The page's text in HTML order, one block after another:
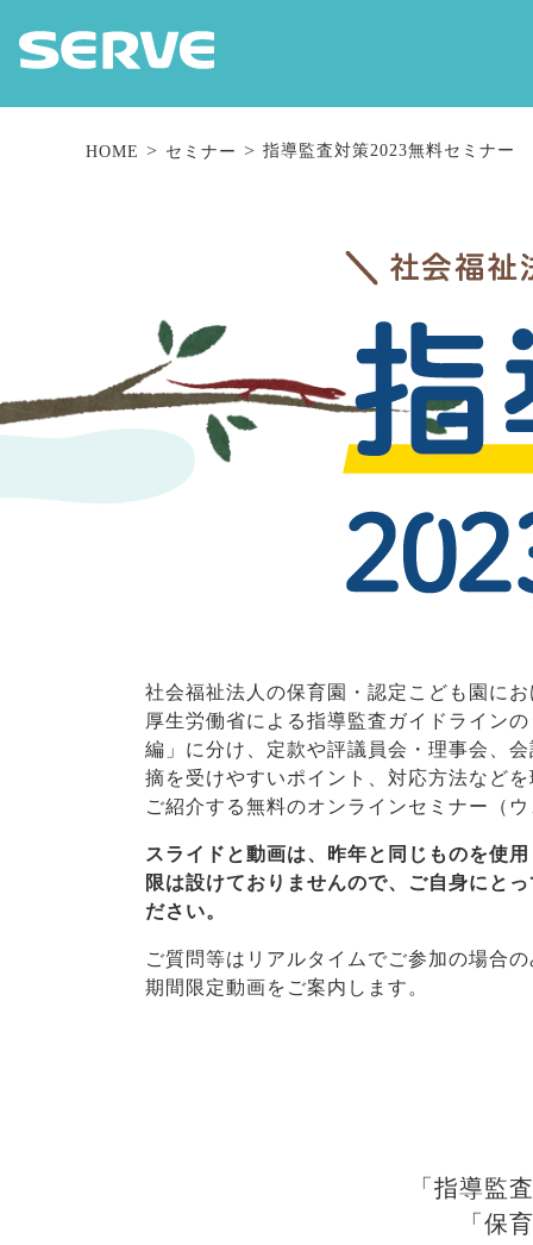
HOME セミナー 指導監査対策2023無料セミナー
社会福祉法人の保育園・認定こども園に
厚生労働省による指導監査ガイドライン
編」に分け、定款や評議員会・理事会、
摘を受けやすいポイント、対応方法など
ご紹介する無料のオンラインセミナー（
スライドと動画は、昨年と同じものを使
限は設けておりませんので、ご自身にと
ださい。
ご質問等はリアルタイムでご参加の場合
期間限定動画をご案内します。
「指導監
「保